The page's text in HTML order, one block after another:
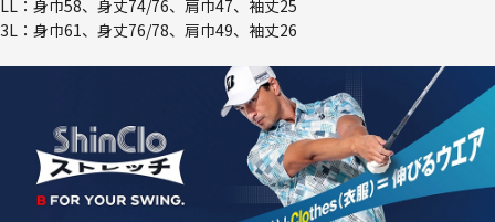
LL：身巾58、身丈74/76、肩巾47、袖丈25
3L：身巾61、身丈76/78、肩巾49、袖丈26